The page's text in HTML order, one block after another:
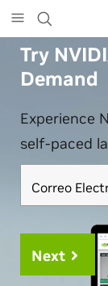
Skip
to
main
content
Try
Demand
Experience
self-paced
Correo
Next